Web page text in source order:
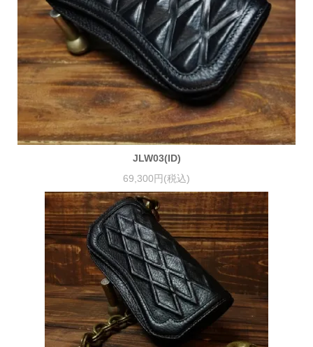
JLW03(ID)
69,300円(税込)